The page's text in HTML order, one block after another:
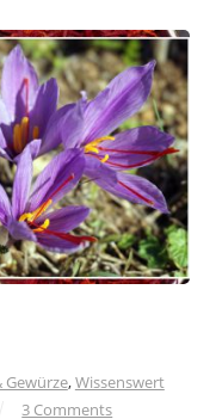
Gewürze,Wissenswert
3 Comments